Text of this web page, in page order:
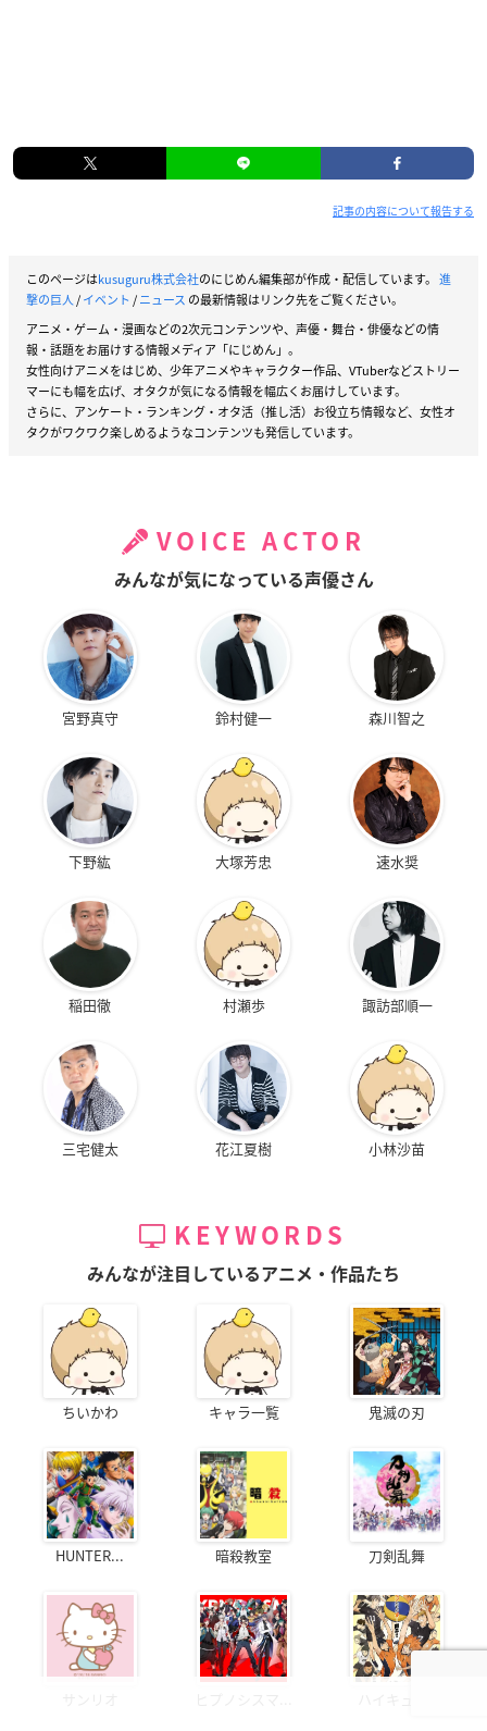
記事の内容について報告する
このページはkusuguru株式会社のにじめん編集部が作成・配信しています。 進
撃の巨人/イベント /ニュース の最新情報はリンク先をご覧ください。
アニメ・ゲーム・漫画などの2次元コンテンツや、声優・舞台・俳優などの情
報・話題をお届けする情報メディア「にじめん」。
女性向けアニメをはじめ、少年アニメやキャラクター作品、VTuberなどストリー
マーにも幅を広げ、オタクが気になる情報を幅広くお届けしています。
さらに、アンケート・ランキング・オタ活（推し活）お役立ち情報など、女性オ
タクがワクワク楽しめるようなコンテンツも発信しています。
VOICE ACTOR
みんなが気になっている声優さん
宮野真守 鈴村健一 森川智之
下野紘 大塚芳忠 速水奨
稲田徹 村瀬歩 諏訪部順一
三宅健太 花江夏樹 小林沙苗
KEYWORDS
みんなが注目しているアニメ・作品たち
ちいかわ キャラ一覧 鬼滅の刃
HUNTER... 暗殺教室 刀剣乱舞